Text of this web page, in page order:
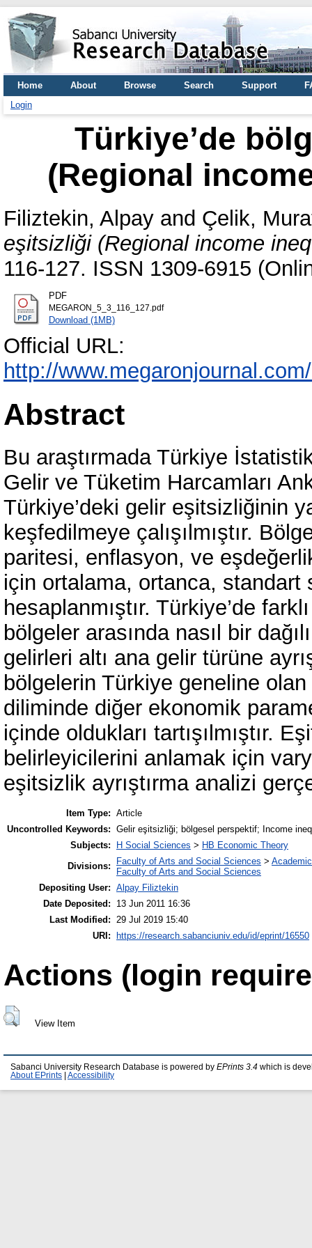
Home About Browse Search Support
Login
Türkiye’de
(Regional
Filiztekin, Alpay and Çelik,
eşitsizliği (Regional income
116-127. ISSN 1309-6915
PDF
MEGARON_5_3_116_127.pdf
Download (1MB)
Official URL:
http://
Abstract
Bu araştırmada Türkiye
Gelir ve Tüketim Harcamları
Türkiye’deki gelir eşitsizliğinin
keşfedilmeye çalışılmıştır.
paritesi, enflasyon, ve
için ortalama, ortanca, standart
hesaplanmıştır. Türkiye’de
bölgeler arasında nasıl bir
gelirleri altı ana gelir türüne
bölgelerin Türkiye geneline
diliminde diğer ekonomik
içinde oldukları tartışılmıştır.
belirleyicilerini anlamak için
eşitsizlik ayrıştırma analizi
Item Type: Article
Uncontrolled Keywords: Gelir eşitsizliği; bölgesel perspektif; Income
Subjects:
H Social Sciences > HB Economic Theory
Divisions:
Faculty of Arts and Social Sciences >
Faculty of Arts and Social Sciences
Depositing User: Alpay Filiztekin
Date Deposited:
13 Jun 2011 16:36
Last Modified: 29 Jul 2019 15:40
URI:
https://research.sabanciuniv.edu/id/eprint/16550
Actions (login
View Item
Sabanci University Research Database is powered by EPrints 3.4 which is
About EPrints
Accessibility